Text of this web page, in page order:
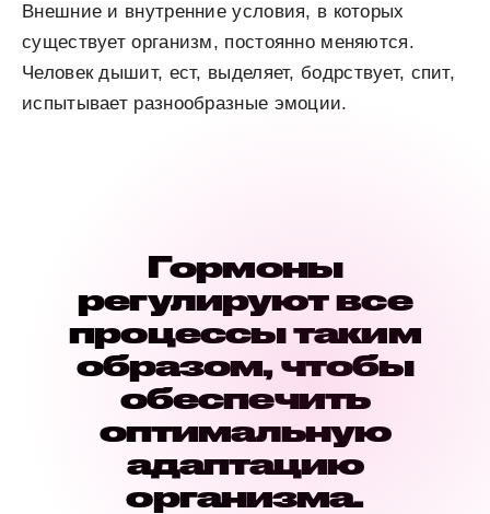
Внешние и внутренние условия, в которых
существует организм, постоянно меняются.
Человек дышит, ест, выделяет, бодрствует, спит,
испытывает разнообразные эмоции.
Гормоны
регулируют все
процессы таким
образом, чтобы
обеспечить
оптимальную
адаптацию
организма.